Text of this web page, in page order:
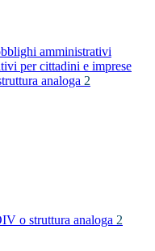
amministrativi
per cittadini e imprese
analoga 2
o struttura analoga 2